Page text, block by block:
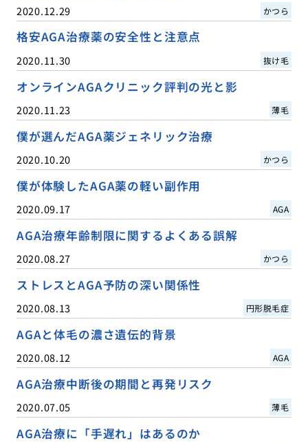
2020.12.29 かつら
格安AGA治療薬の安全性と注意点
2020.11.30 抜け毛
オンラインAGAクリニック評判の光と影
2020.11.23 薄毛
僕が選んだAGA薬ジェネリック治療
2020.10.20 かつら
僕が体験したAGA薬の軽い副作用
2020.09.17 AGA
AGA治療年齢制限に関するよくある誤解
2020.08.27 かつら
ストレスとAGA予防の深い関係性
2020.08.13 円形脱毛症
AGAと体毛の濃さ遺伝的背景
2020.08.12 AGA
AGA治療中断後の期間と再発リスク
2020.07.05 薄毛
AGA治療に「手遅れ」はあるのか